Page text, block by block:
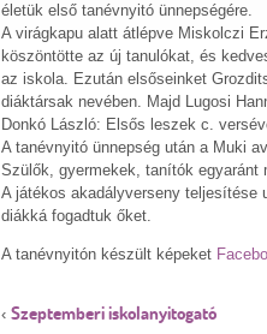
életük első tanévnyitó ünnepségére.
A virágkapu alatt átlépve Miskolczi
köszöntötte az új tanulókat, és
az iskola. Ezután elsőseinket
diáktársak nevében. Majd Lugosi
Donkó László: Elsős leszek c.
A tanévnyitó ünnepség után a Muki
Szülők, gyermekek, tanítók egyaránt
A játékos akadályverseny teljesítése
diákká fogadtuk őket.
A tanévnyitón készült képeket
‹ Szeptemberi iskolanyitogató